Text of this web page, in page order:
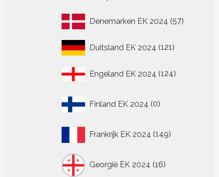
Denemarken EK 2024 5757
Duitsland EK 2024 121121
Engeland EK 2024 124124
Finland EK 2024 0
producten
Frankrijk EK 2024 149149
Georgië EK 2024 16
producten